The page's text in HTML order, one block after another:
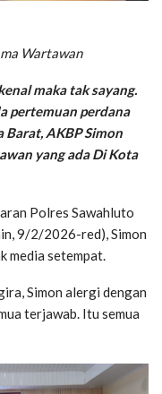
Wartawan
maka tak sayang.
pertemuan perdana
Barat, AKBP Simon
yang ada Di Kota
Polres Sawahluto
9/2/2026-red), Simon
media setempat.
Simon alergi dengan
terjawab. Itu semua